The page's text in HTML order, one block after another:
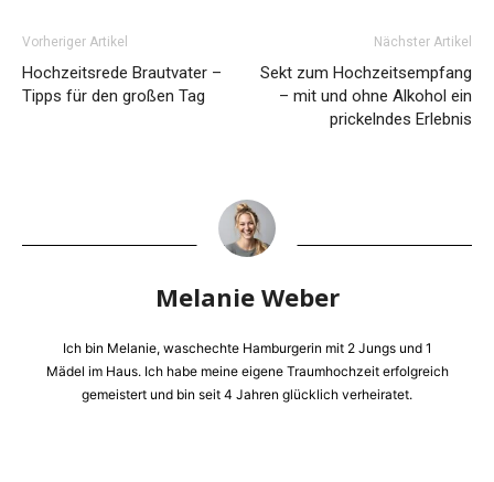
Vorheriger Artikel
Hochzeitsrede Brautvater –
Tipps für den großen Tag
Nächster Artikel
Sekt zum Hochzeitsempfang
– mit und ohne Alkohol ein
prickelndes Erlebnis
Melanie Weber
Ich bin Melanie, waschechte Hamburgerin mit 2 Jungs und 1
Mädel im Haus. Ich habe meine eigene Traumhochzeit erfolgreich
gemeistert und bin seit 4 Jahren glücklich verheiratet.